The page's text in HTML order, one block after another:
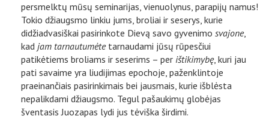
persmelktų mūsų seminarijas, vienuolynus, parapijų namus!
Tokio džiaugsmo linkiu jums, broliai ir seserys, kurie
didžiadvasiškai pasirinkote Dievą savo gyvenimo svajone,
kad jam tarnautumėtetarnaudami jūsų rūpesčiui
patikėtiems broliams ir seserims – per ištikimybę, kuri jau
pati savaime yra liudijimas epochoje, paženklintoje
praeinančiais pasirinkimais bei jausmais, kurie išblėsta
nepalikdami džiaugsmo. Tegul pašaukimų globėjas
šventasis Juozapas lydi jus tėviška širdimi.